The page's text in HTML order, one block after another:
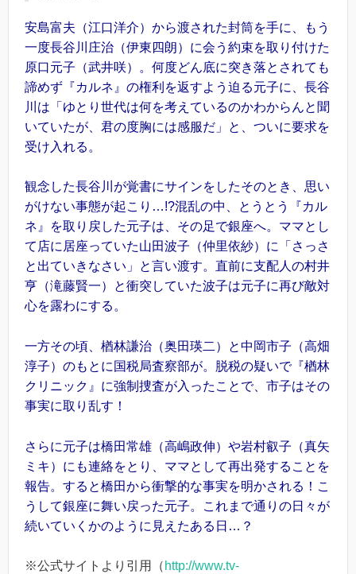
安島富夫（江口洋介）から渡された封筒を手に、もう
一度長谷川庄治（伊東四朗）に会う約束を取り付けた
原口元子（武井咲）。何度どん底に突き落とされても
諦めず『カルネ』の権利を返すよう迫る元子に、長谷
川は「ゆとり世代は何を考えているのかわからんと聞
いていたが、君の度胸には感服だ」と、ついに要求を
受け入れる。
観念した長谷川が覚書にサインをしたそのとき、思い
がけない事態が起こり…!?混乱の中、とうとう『カル
ネ』を取り戻した元子は、その足で銀座へ。ママとし
て店に居座っていた山田波子（仲里依紗）に「さっさ
と出ていきなさい」と言い渡す。直前に支配人の村井
亨（滝藤賢一）と衝突していた波子は元子に再び敵対
心を露わにする。
一方その頃、楢林謙治（奥田瑛二）と中岡市子（高畑
淳子）のもとに国税局査察部が。脱税の疑いで『楢林
クリニック』に強制捜査が入ったことで、市子はその
事実に取り乱す！
さらに元子は橋田常雄（高嶋政伸）や岩村叡子（真矢
ミキ）にも連絡をとり、ママとして再出発することを
報告。すると橋田から衝撃的な事実を明かされる！こ
うして銀座に舞い戻った元子。これまで通りの日々が
続いていくかのように見えたある日…？
※公式サイトより引用（ http://www.tv-